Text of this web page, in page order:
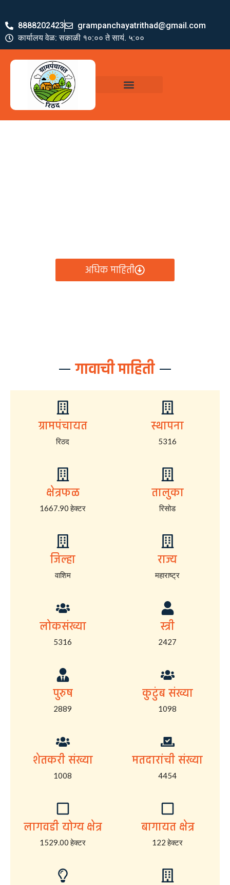
8888202423
grampanchayatrithad@gmail.com
कार्यालय वेळ: सकाळी १०:०० ते सायं. ५:००
अधिक माहिती
गावाची माहिती
ग्रामपंचायत
रिठद
स्थापना
5316
क्षेत्रफळ
1667.90 हेक्टर
तालुका
रिसोड
जिल्हा
वाशिम
राज्य
महाराष्ट्र
लोकसंख्या
5316
स्त्री
2427
पुरुष
2889
कुटुंब संख्या
1098
शेतकरी संख्या
1008
मतदारांची संख्या
4454
लागवडी योग्य क्षेत्र
1529.00 हेक्टर
बागायत क्षेत्र
122 हेक्टर